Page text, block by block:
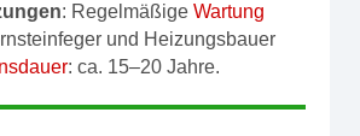
: Regelmäßige Wartung
und Heizungsbauer
: ca. 15–20 Jahre.